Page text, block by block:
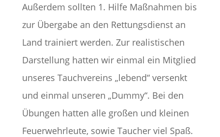
Außerdem sollten 1. Hilfe Maßnahmen bis
zur Übergabe an den Rettungsdienst an
Land trainiert werden. Zur realistischen
Darstellung hatten wir einmal ein Mitglied
unseres Tauchvereins „lebend“ versenkt
und einmal unseren „Dummy“. Bei den
Übungen hatten alle großen und kleinen
Feuerwehrleute, sowie Taucher viel Spaß.